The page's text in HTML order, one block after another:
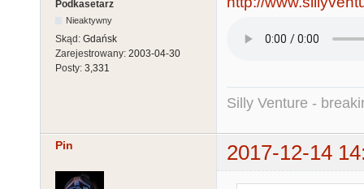
Podkasetarz
Nieaktywny
Skąd: Gdańsk
Zarejestrowany: 2003-04-30
Posty: 3,331
Silly Venture -
Pin 2017-12-14